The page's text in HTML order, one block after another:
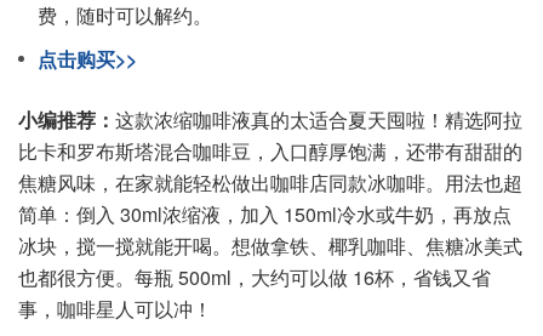
费，随时可以解约。
点击购买>>
小编推荐： 这款浓缩咖啡液真的太适合夏天囤啦！精选阿拉
比卡和罗布斯塔混合咖啡豆，入口醇厚饱满，还带有甜甜的
焦糖风味，在家就能轻松做出咖啡店同款冰咖啡。用法也超
简单：倒入 30ml浓缩液，加入 150ml冷水或牛奶，再放点
冰块，搅一搅就能开喝。想做拿铁、椰乳咖啡、焦糖冰美式
也都很方便。每瓶 500ml，大约可以做 16杯，省钱又省
事，咖啡星人可以冲！